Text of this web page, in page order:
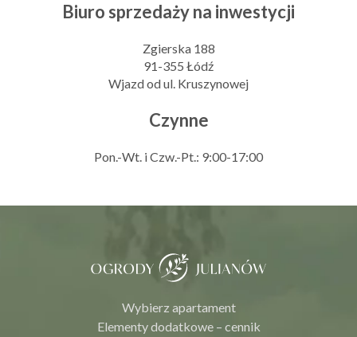
Biuro sprzedaży na inwestycji
Zgierska 188
91-355 Łódź
Wjazd od ul. Kruszynowej
Czynne
Pon.-Wt. i Czw.-Pt.: 9:00-17:00
Wybierz apartament
Elementy dodatkowe – cennik